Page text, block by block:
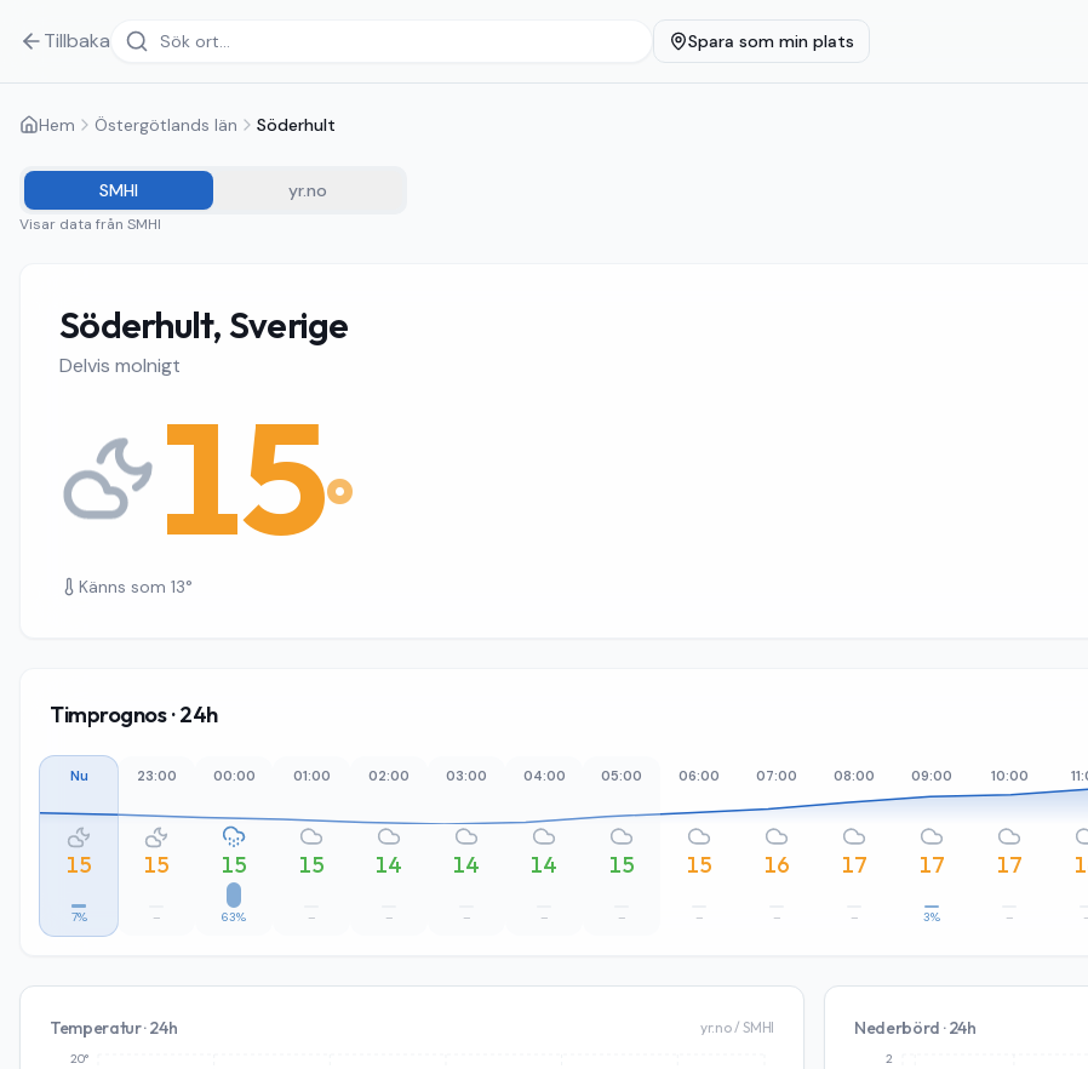
Tillbaka Spara som min plats
Hem Östergötlands län Söderhult
SMHI yr.no
Visar data från SMHI
Söderhult, Sverige
Delvis molnigt
15°
Känns som 13°
Timprognos · 24h
Nu
15
7%
23:00
15
–
00:00
15
63%
01:00
15
–
02:00
14
–
03:00
14
–
04:00
14
–
05:00
15
–
06:00
15
–
07:00
16
–
08:00
17
–
09:00
17
3%
10:00
17
–
Temperatur · 24h yr.no / SMHI
20°
Nederbörd · 24h
2